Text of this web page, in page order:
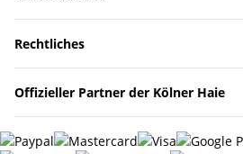
Rechtliches
Offizieller Partner der Kölner Haie